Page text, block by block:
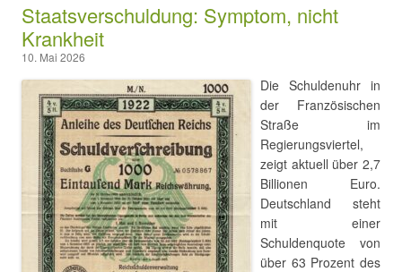
Staatsverschuldung: Symptom, nicht
Krankheit
10. Mai 2026
Die Schuldenuhr in
der Französischen
Straße im
Regierungsviertel,
zeigt aktuell über 2,7
Billionen Euro.
Deutschland steht
mit einer
Schuldenquote von
über 63 Prozent des